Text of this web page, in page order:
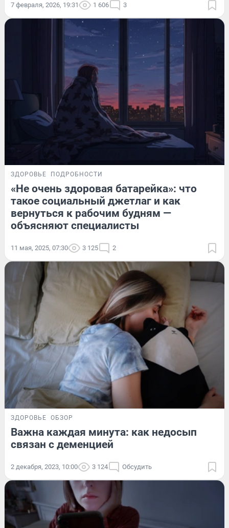
7 февраля, 2026, 19:31 1 606 3
ЗДОРОВЬЕ ПОДРОБНОСТИ
«Не очень здоровая батарейка»: что
такое социальный джетлаг и как
вернуться к рабочим будням —
объясняют специалисты
11 мая, 2025, 07:30 3 125 2
ЗДОРОВЬЕ ОБЗОР
Важна каждая минута: как недосып
связан с деменцией
2 декабря, 2023, 10:00 3 124 Обсудить